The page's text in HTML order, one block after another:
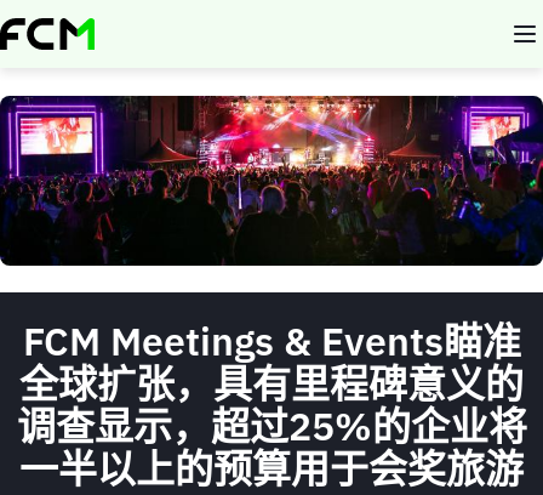
Skip
to
FCM Meetings & Events瞄准
全球扩张，具有里程碑意义的
调查显示，超过25%的企业将
一半以上的预算用于会奖旅游